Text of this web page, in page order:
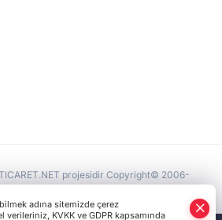
Ocakları Darıca'da yeni dönem...
projesidir Copyright© 2006-
adına sitemizde çerez
verileriniz, KVKK ve GDPR kapsamında